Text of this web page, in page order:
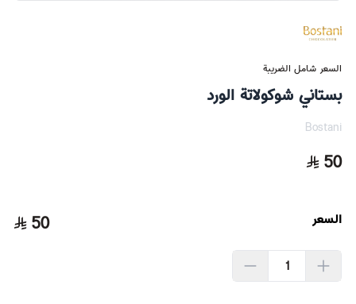
السعر شامل الضريبة
بستاني شوكولاتة الورد
Bostani
50
السعر 50